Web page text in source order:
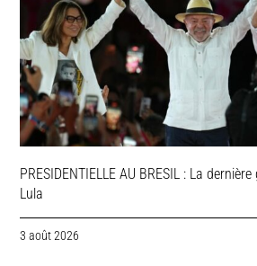
PRESIDENTIELLE AU BRESIL : La
Lula
3 août 2026